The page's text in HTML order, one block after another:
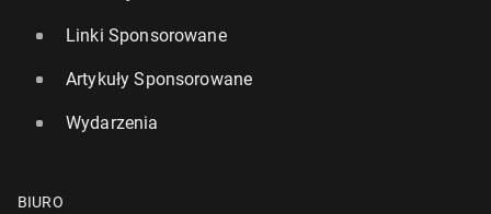
Linki Sponsorowane
Artykuły Sponsorowane
Wydarzenia
BIURO